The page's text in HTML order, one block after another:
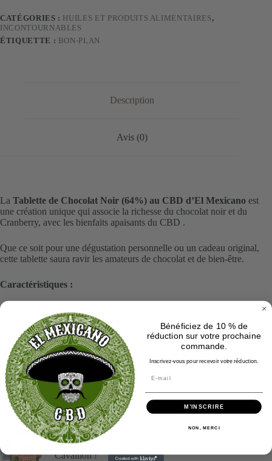
CATÉGORIES : HUILES ET PRODUITS ALIMENTAIRES,
INCONTOURNABLES
ÉTIQUETTE : BON-PLAN
Description
Avis (0)
La Tablette de Chocolat Noir (64%) au CBD d’El Mexicano est
une création unique qui associe la richesse du chocolat noir et du
Cranberry, avec les bienfaits apaisants du CBD .
Que ce soit pour une dégustation personnelle ou un cadeau original,
cette tablette saura ravir les amateurs de chocolat et de bien-être.
Caractéristiques :
Chocolat noir premium ( 64% )
TRIM de fleurs de CBD (THC < 0,3 %)
Produit légal et conforme à la législation européenne
Fabrication artisanale.
Tendance actuelle
Retrouvez-nous à la Convention Tattoo Circus à
Cavaillon !
Bénéficiez de 10 % de
réduction sur votre prochaine
commande.
Inscrivez-vous pour recevoir votre réduction.
M’INSCRIRE
NON, MERCI